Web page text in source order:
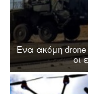
Ένα ακόμη
οι